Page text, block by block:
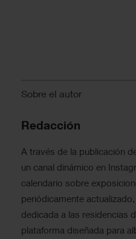
Sobre el autor
Redacción
A través de la publicación
un canal dinámico en
calendario sobre
periódicamente
dedicada a las residencias
plataforma diseñada para